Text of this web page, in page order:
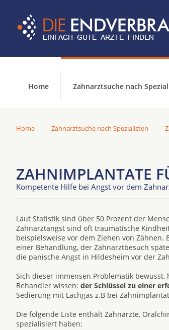
Home Zahnarztsuche nach
Home Zahnarztsuche nach Spezialisten
ZAHNIMPLANTATE
Kompetente Hilfe bei Angst vor dem
Laut Statistik sind über 50 Prozent der
Zahnarztangst sind oft traumatische
beispielsweise vor dem Ziehen von
einer Behandlung, der Zahnarztbesuch
die panische Angst in Hildesheim vor der
Sich dieser immensen Problematik
Behandler wissen: der Schlüssel zu einer
Sedierung mit Lachgas z.B bei
Die folgende Liste enthält Zahnärzte,
spezialisiert haben: